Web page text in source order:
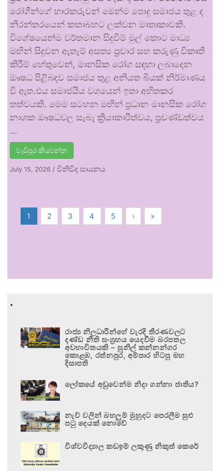
රෝගීන්ගේ භාරකරුවන් මෙන්ම පොදු සමාජය තුළ ද
නිරන්තරයෙන් කතාබහට ලක්වන මාතෘකාවකි.
විශේෂයෙන්ම වර්තමාන සිදුවීම් මුල් කොට මාධ්‍ය
මඟින් සිදුවන ඇතැම් අසත්‍ය ප්‍රචාර සහ කරුණු විකෘති
කිරීම් හේතුවෙන්, මානසික රෝග සඳහා ලබාදෙන
ඖෂධ පිළිබඳව සමාජය තුළ අනියත බියක් නිර්මාණය
වී ඇත.එය සමාජයීය වශයෙන් ඉතා අහිතකර
තත්වයකි. මෙම සටහන මඟින් ප්‍රධාන මානසික රෝග
නාශක ඖෂධවල සැබෑ ක්‍රියාකාරීත්වය, ප්‍රචණ්ඩත්වය
…
වැඩිපුර කියවන්න
July 15, 2026 / විනිවිද සායනය
1 2 3 4 5 › »
.
රාජ්‍ය නිලධාරීන්ගේ වැරදි තීරණවලට
දණ්ඩ නීති සංග්‍රහය යෙදවීම බරපතල
අවභාවිතයකි – සුනිල් කන්නන්ගර
කොළඹ, රත්නපුර, අම්පාර හිටපු මහ
දිසාපති
ලෝකයේ අඩුවෙන්ම නිදා ගන්නා ජාතිය?
නැව් වලින් බහලුම් මුහුදට පෙරලීම සුළු
පටු දෙයක් නොවේ
විශ්වවිද්‍යාල කඩඉම් ලකුණු නිකුත් කෙරේ